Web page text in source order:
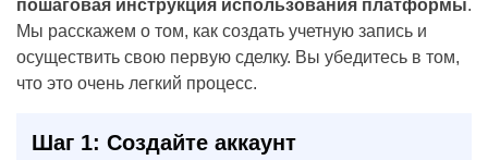
пошаговая инструкция использования платформы.
Мы расскажем о том, как создать учетную запись и
осуществить свою первую сделку. Вы убедитесь в том,
что это очень легкий процесс.
Шаг 1: Создайте аккаунт